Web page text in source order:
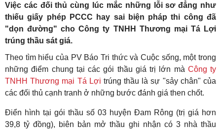
Việc các đối thủ cùng lúc mắc những lỗi sơ đẳng như
thiếu giấy phép PCCC hay sai biện pháp thi công đã
"dọn đường" cho Công ty TNHH Thương mại Tá Lợi
trúng thầu sát giá.
Theo tìm hiểu của PV Báo Tri thức và Cuộc sống, một trong
những điểm chung tại các gói thầu giá trị lớn mà Công ty
TNHH Thương mại Tá Lợi trúng thầu là sự "sảy chân" của
các đối thủ cạnh tranh ở những bước đánh giá then chốt.
Điển hình tại gói thầu số 03 huyện Đam Rông (trị giá hơn
39,8 tỷ đồng), biên bản mở thầu ghi nhận có 3 nhà thầu